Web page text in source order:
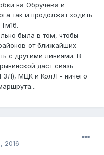
на Обручева и
так и продолжат ходить
была в том, чтобы
от ближайших
с другими линиями. В
даст связь
МЦК и КолЛ - ничего
2016